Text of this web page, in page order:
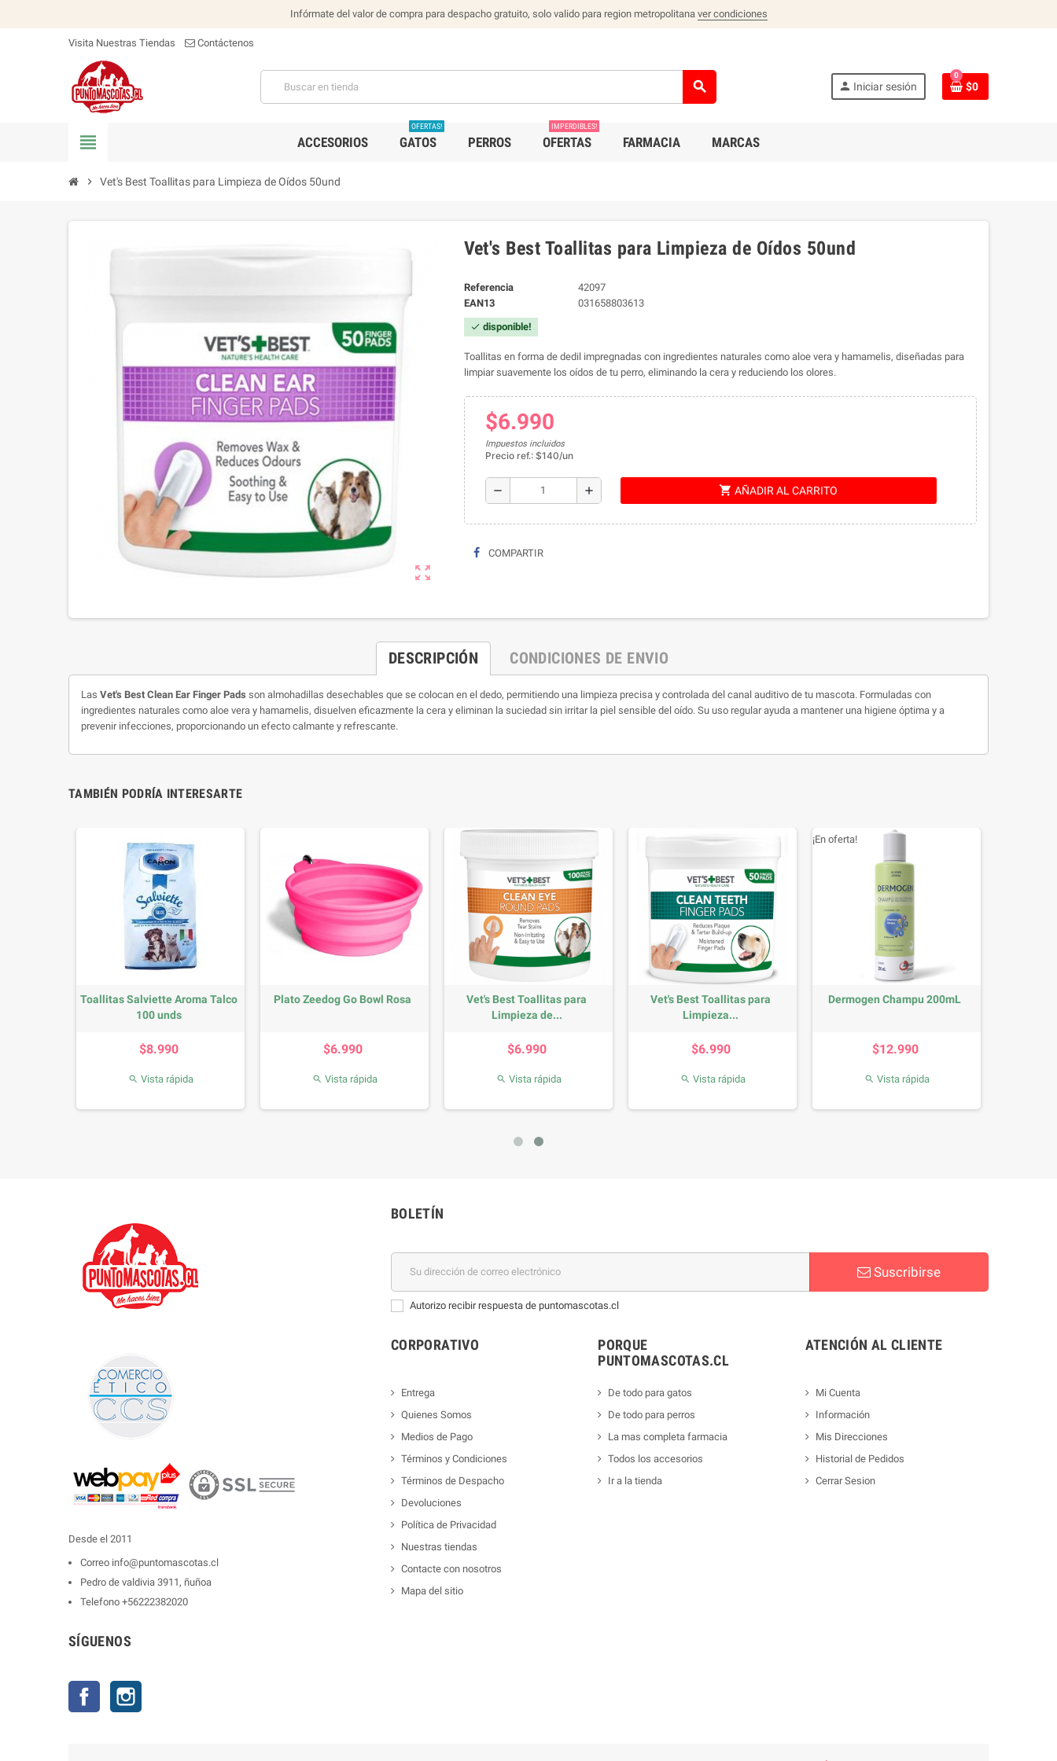
Infórmate del valor de compra para despacho gratuito, solo valido para region metropolitana ver condiciones
Visita Nuestras Tiendas Contáctenos
search person Iniciar sesión
0
$0
view_headline ACCESORIOS GATOS
OFERTAS!
PERROS OFERTAS
IMPERDIBLES!
FARMACIA MARCAS
chevron_right Vet's Best Toallitas para Limpieza de Oídos 50und
zoom_out_map
Vet's Best Toallitas para Limpieza de Oídos 50und
Referencia
42097
EAN13
031658803613
check disponible!
Toallitas en forma de dedil impregnadas con ingredientes naturales como aloe vera y hamamelis, diseñadas para
limpiar suavemente los oídos de tu perro, eliminando la cera y reduciendo los olores.
$6.990
Impuestos incluidos
Precio ref.: $140/un
remove add shopping_cart AÑADIR AL CARRITO
COMPARTIR
DESCRIPCIÓN CONDICIONES DE ENVIO
Las Vet's Best Clean Ear Finger Pads son almohadillas desechables que se colocan en el dedo, permitiendo una limpieza precisa y controlada del canal auditivo de tu mascota. Formuladas con
ingredientes naturales como aloe vera y hamamelis, disuelven eficazmente la cera y eliminan la suciedad sin irritar la piel sensible del oído. Su uso regular ayuda a mantener una higiene óptima y a
prevenir infecciones, proporcionando un efecto calmante y refrescante.
TAMBIÉN PODRÍA INTERESARTE
Toallitas Salviette Aroma Talco
100 unds
$8.990
 Vista rápida
Plato Zeedog Go Bowl Rosa
$6.990
 Vista rápida
Vet's Best Toallitas para
Limpieza de...
$6.990
 Vista rápida
Vet's Best Toallitas para
Limpieza...
$6.990
 Vista rápida
Dermogen Champu 200mL
$12.990
¡En oferta!
 Vista rápida
Desde el 2011
Correo info@puntomascotas.cl
Pedro de valdivia 3911, ñuñoa
Telefono +56222382020
SÍGUENOS
Facebook
BOLETÍN
Suscribirse
Autorizo recibir respuesta de puntomascotas.cl
CORPORATIVO
Entrega
Quienes Somos
Medios de Pago
Términos y Condiciones
Términos de Despacho
Devoluciones
Política de Privacidad
Nuestras tiendas
Contacte con nosotros
Mapa del sitio
PORQUE
PUNTOMASCOTAS.CL
De todo para gatos
De todo para perros
La mas completa farmacia
Todos los accesorios
Ir a la tienda
ATENCIÓN AL CLIENTE
Mi Cuenta
Información
Mis Direcciones
Historial de Pedidos
Cerrar Sesion